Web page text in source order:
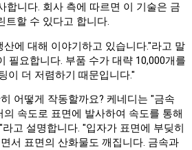
합니다. 회사 측에 따르면 이 기술은 금
트할 수 있다고 합니다.
에 대해 이야기하고 있습니다."라고 말
필요합니다. 부품 수가 대략 10,000개를
이 더 저렴하기 때문입니다."
어떻게 작동할까요? 케네디는 "금속
의 속도로 표면에 발사하여 속도를 통해
고 설명합니다. "입자가 표면에 부딪히
서 표면의 산화물도 깨집니다. 금속과